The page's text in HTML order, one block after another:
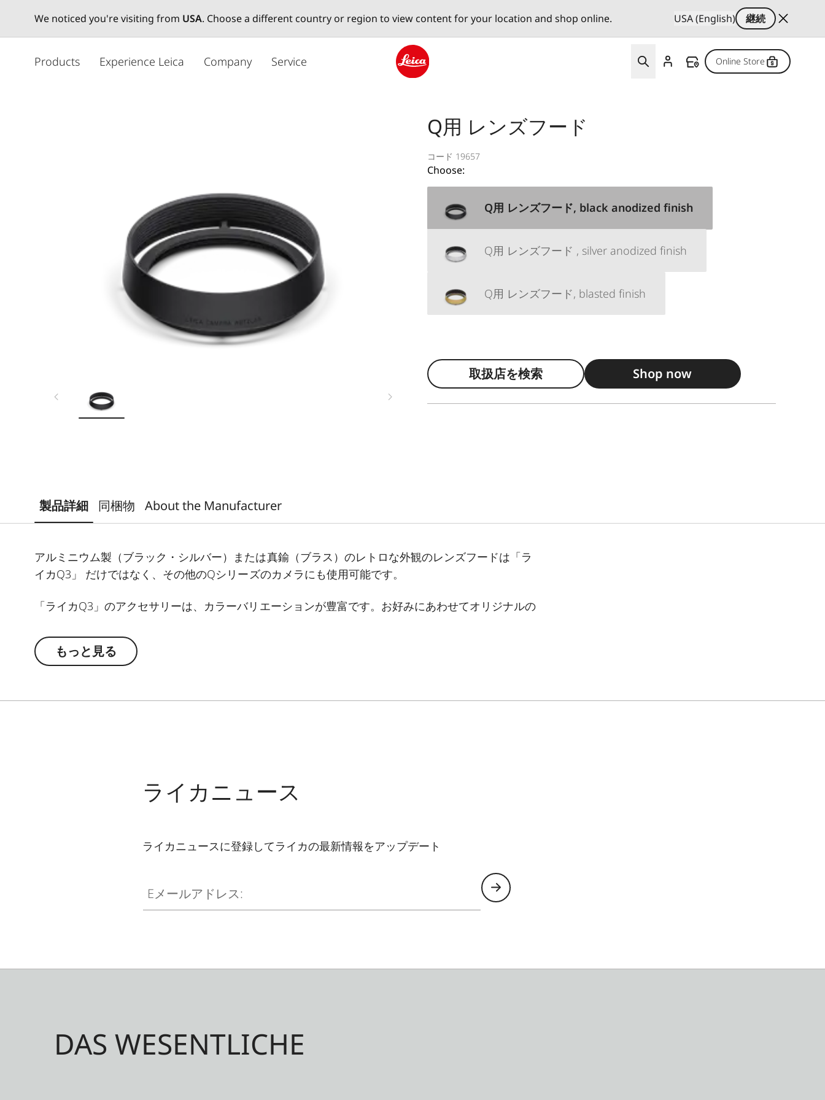
We noticed you're visiting from USA. Choose a different country or region to view content for your location and shop online. USA (English)
継続
Products Experience Leica Company Service Online Store
Q用 レンズフード
コード 19657
Choose:
Q用 レンズフード, black anodized finish
Q用 レンズフード , silver anodized finish
Q用 レンズフード, blasted finish
取扱店を検索 Shop now
製品詳細 同梱物 About the Manufacturer
アルミニウム製（ブラック・シルバー）または真鍮（ブラス）のレトロな外観のレンズフードは「ラ
イカQ3」 だけではなく、その他のQシリーズのカメラにも使用可能です。
「ライカQ3」のアクセサリーは、カラーバリエーションが豊富です。お好みにあわせてオリジナルの
・サムレスト
もっと見る
ライカニュース
ライカニュースに登録してライカの最新情報をアップデート
DAS WESENTLICHE